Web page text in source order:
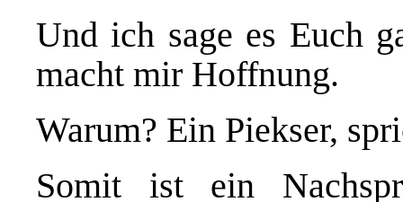
Und ich sage es Euch
macht mir Hoffnung.
Warum? Ein Piekser,
Somit ist ein